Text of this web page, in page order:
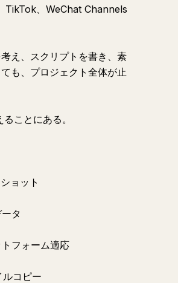
TikTok、WeChat Channels
え、スクリプトを書き、素
も、プロジェクト全体が止
ことにある。
ョット
タ
フォーム適応
コピー